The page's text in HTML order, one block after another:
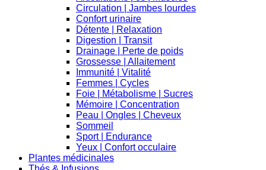
Circulation | Jambes lourdes
Confort urinaire
Détente | Relaxation
Digestion | Transit
Drainage | Perte de poids
Grossesse | Allaitement
Immunité | Vitalité
Femmes | Cycles
Foie | Métabolisme | Sucres
Mémoire | Concentration
Peau | Ongles | Cheveux
Sommeil
Sport | Endurance
Yeux | Confort occulaire
Plantes médicinales